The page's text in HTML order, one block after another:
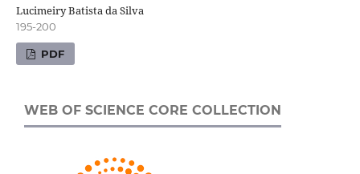
Lucimeiry Batista da Silva
195-200
PDF
WEB OF SCIENCE CORE COLLECTION